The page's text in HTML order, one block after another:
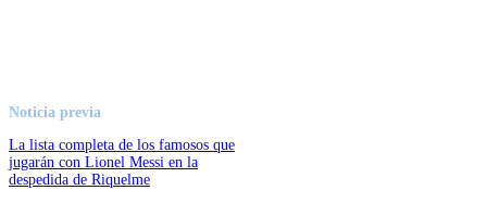
Noticia previa
La lista completa de los famosos que
jugarán con Lionel Messi en la
despedida de Riquelme